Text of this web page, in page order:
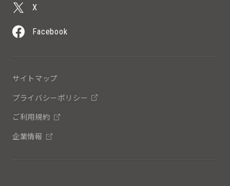
X
Facebook
サイトマップ
プライバシーポリシー
ご利用規約
企業情報